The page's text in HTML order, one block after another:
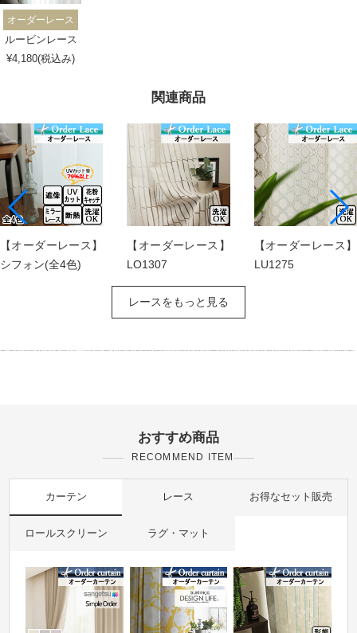
関連商品
【オーダーレース】
シフォン(全4色)
【オーダーレース】
LO1307
【オーダーレース】
LU1275
レースをもっと見る
オーダーレース
ルービンレース
¥4,180(税込み)
おすすめ商品
RECOMMEND ITEM
カーテン レース お得なセット販売
ロールスクリーン ラグ・マット